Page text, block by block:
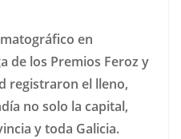
en
de los Premios Feroz y
registraron el lleno,
no solo la capital,
y toda Galicia.